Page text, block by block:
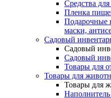
Средства
Пленка
Подарочные
маски,
Садовый
Садовый
Садовый
Товары для
Товары для
Товары для
Наполнитель